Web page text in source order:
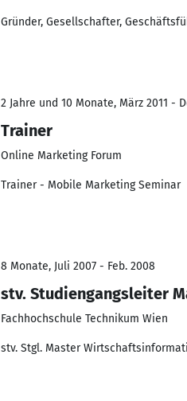
Gründer, Gesellschafter,
2 Jahre und 10 Monate, März 2011 -
Trainer
Online Marketing Forum
Trainer - Mobile Marketing Seminar
8 Monate, Juli 2007 - Feb. 2008
stv. Studiengangsleiter
Fachhochschule Technikum Wien
stv. Stgl. Master